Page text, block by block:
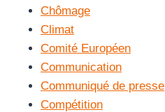
Chômage
Climat
Comité Européen
Communication
Communiqué de presse
Compétition